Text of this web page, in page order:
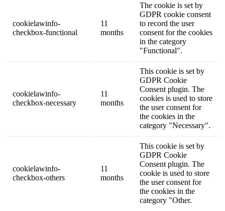
cookielawinfo-
checkbox-functional
11
months
The cookie is set by
GDPR cookie consent
to record the user
consent for the cookies
in the category
"Functional".
cookielawinfo-
checkbox-necessary
11
months
This cookie is set by
GDPR Cookie
Consent plugin. The
cookies is used to store
the user consent for
the cookies in the
category "Necessary".
cookielawinfo-
checkbox-others
11
months
This cookie is set by
GDPR Cookie
Consent plugin. The
cookie is used to store
the user consent for
the cookies in the
category "Other.